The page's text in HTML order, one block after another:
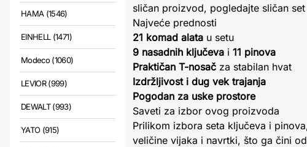
HAMA (1546)
EINHELL (1471)
Modeco (1060)
LEVIOR (999)
DEWALT (993)
YATO (915)
sličan proizvod, pogledajte sličan
Najveće prednosti
21 komad alata u setu
9 nasadnih ključeva i 11 pinova
Praktičan T-nosač za stabilan hvat
Izdržljivost i dug vek trajanja
Pogodan za uske prostore
Saveti za izbor ovog proizvoda
Prilikom izbora seta ključeva i
veličine vijaka i navrtki, što ga čini